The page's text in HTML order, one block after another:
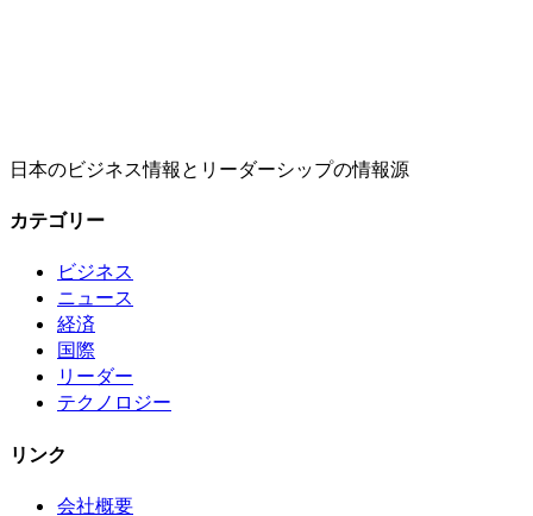
日本のビジネス情報とリーダーシップの情報源
カテゴリー
ビジネス
ニュース
経済
国際
リーダー
テクノロジー
リンク
会社概要